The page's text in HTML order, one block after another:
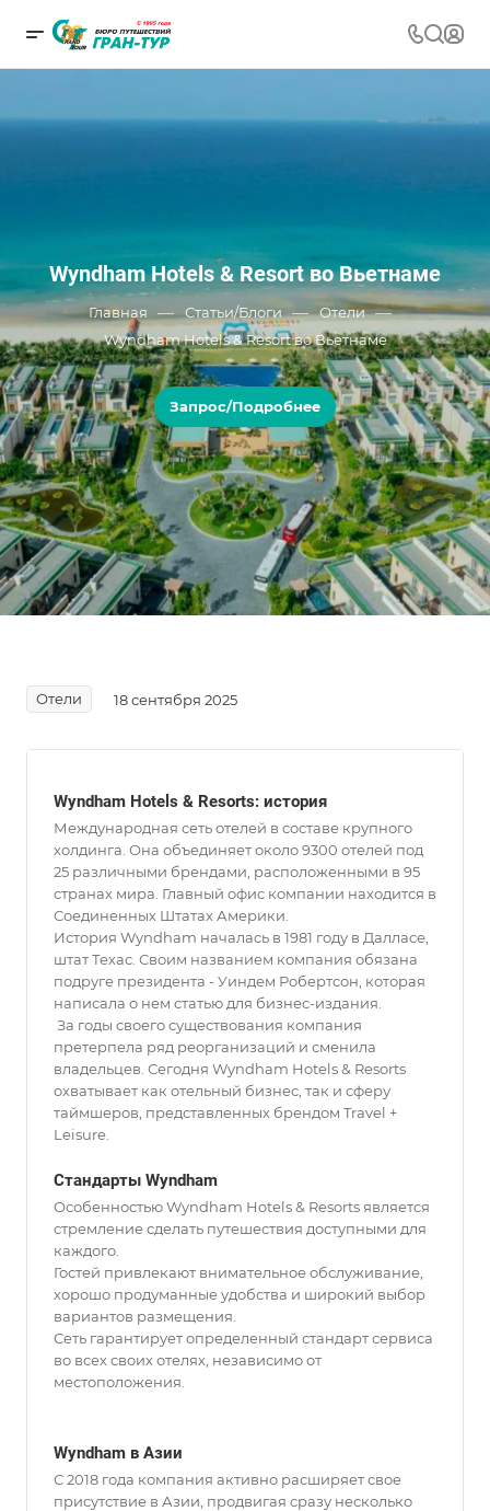
Wyndham Hotels & Resort во Вьетнаме
Главная — Статьи/Блоги — Отели —
Wyndham Hotels & Resort во Вьетнаме
Запрос/Подробнее
Отели 18 сентября 2025
Wyndham Hotels & Resorts: история
Международная сеть отелей в составе крупного
холдинга. Она объединяет около 9300 отелей под
25 различными брендами, расположенными в 95
странах мира. Главный офис компании находится в
Соединенных Штатах Америки.
История Wyndham началась в 1981 году в Далласе,
штат Техас. Своим названием компания обязана
подруге президента - Уиндем Робертсон, которая
написала о нем статью для бизнес-издания.
За годы своего существования компания
претерпела ряд реорганизаций и сменила
владельцев. Сегодня Wyndham Hotels & Resorts
охватывает как отельный бизнес, так и сферу
таймшеров, представленных брендом Travel +
Leisure.
Стандарты Wyndham
Особенностью Wyndham Hotels & Resorts является
стремление сделать путешествия доступными для
каждого.
Гостей привлекают внимательное обслуживание,
хорошо продуманные удобства и широкий выбор
вариантов размещения.
Сеть гарантирует определенный стандарт сервиса
во всех своих отелях, независимо от
местоположения.
Wyndham в Азии
С 2018 года компания активно расширяет свое
присутствие в Азии, продвигая сразу несколько